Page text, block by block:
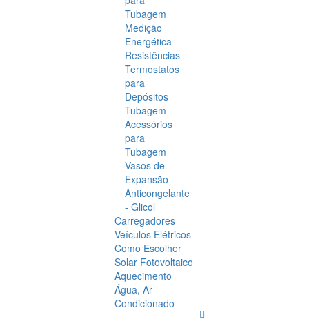
Tubagem
Medição
Energética
Resistências
Termostatos
para
Depósitos
Tubagem
Acessórios
para
Tubagem
Vasos de
Expansão
Anticongelante
- Glicol
Carregadores
Veículos Elétricos
Como Escolher
Solar Fotovoltaico
Aquecimento
Água, Ar
Condicionado